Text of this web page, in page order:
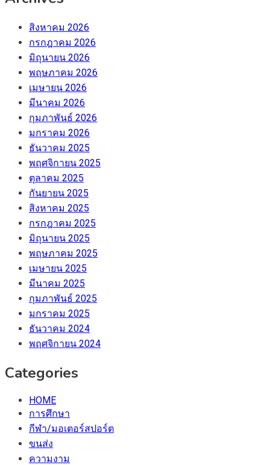
สิงหาคม 2026
กรกฎาคม 2026
มิถุนายน 2026
พฤษภาคม 2026
เมษายน 2026
มีนาคม 2026
กุมภาพันธ์ 2026
มกราคม 2026
ธันวาคม 2025
พฤศจิกายน 2025
ตุลาคม 2025
กันยายน 2025
สิงหาคม 2025
กรกฎาคม 2025
มิถุนายน 2025
พฤษภาคม 2025
เมษายน 2025
มีนาคม 2025
กุมภาพันธ์ 2025
มกราคม 2025
ธันวาคม 2024
พฤศจิกายน 2024
Categories
HOME
การศึกษา
กีฬา/มอเตอร์สปอร์ต
ขนส่ง
ความงาม